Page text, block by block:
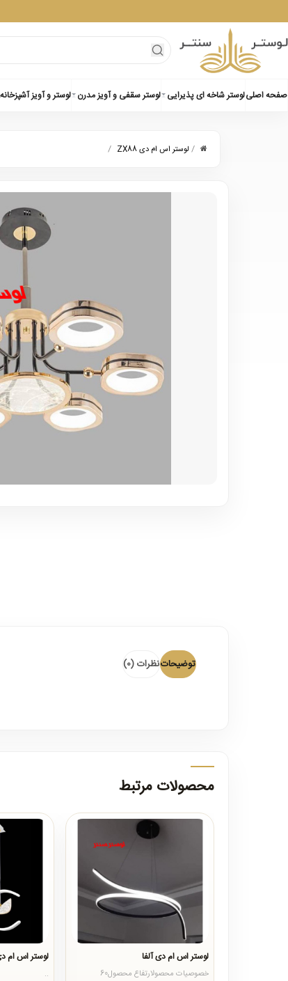
صفحه اصلیلوستر شاخه ای پذیرایی لوستر سقفی و آویز مدرن لوستر و آویز
/ لوستر اس ام دی ZX88 /
توضیحاتنظرات (0)
محصولات مرتبط
لوستر اس ام دی آلفا
خصوصیات محصولارتفاع محصول60
لوستر اس ام دی
..